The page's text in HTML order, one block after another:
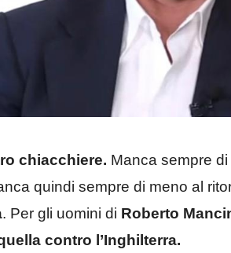
chiacchiere. Manca sempre
quindi sempre di meno al
. Per gli uomini di Roberto
contro l’Inghilterra.